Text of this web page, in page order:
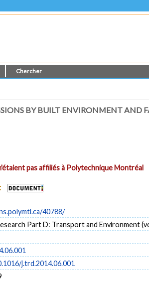
Chercher
BY BUILT ENVIRONMENT AND
pas affiliés à Polytechnique Montréal
40788/
Part D: Transport and Environment
j.trd.2014.06.001